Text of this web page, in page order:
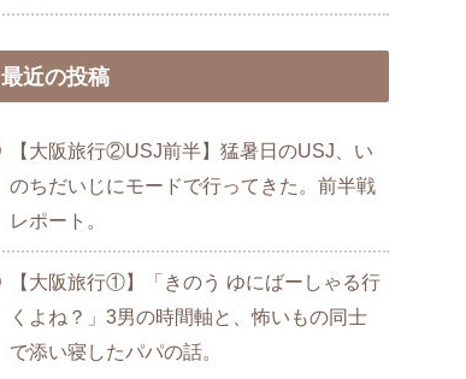
最近の投稿
【大阪旅行②USJ前半】猛暑日のUSJ、い
のちだいじにモードで行ってきた。前半戦
レポート。
【大阪旅行①】「きのう ゆにばーしゃる行
くよね？」3男の時間軸と、怖いもの同士
で添い寝したパパの話。